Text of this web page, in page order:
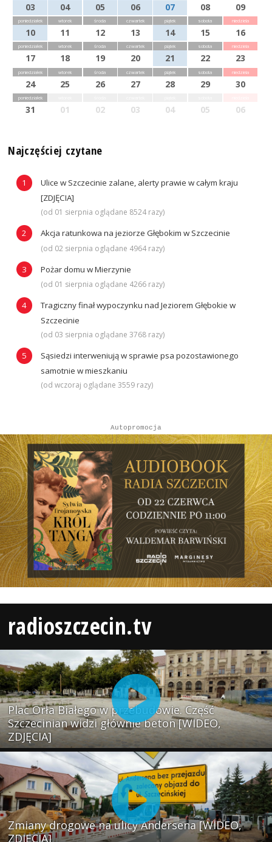
03 04 05 06 07 08 09
poniedziałek
10
wtorek
11
środa
12
czwartek
13
piątek
14
sobota
15
niedziela
16
poniedziałek
17
wtorek
18
środa
19
czwartek
20
piątek
21
sobota
22
niedziela
23
poniedziałek
24
wtorek
25
środa
26
czwartek
27
piątek
28
sobota
29
niedziela
30
poniedziałek
31 01 02 03 04 05 06
Najczęściej czytane
Ulice w Szczecinie zalane, alerty prawie w całym kraju
[ZDJĘCIA]
(od 01 sierpnia oglądane 8524 razy)
Akcja ratunkowa na jeziorze Głębokim w Szczecinie
(od 02 sierpnia oglądane 4964 razy)
Pożar domu w Mierzynie
(od 01 sierpnia oglądane 4266 razy)
Tragiczny finał wypoczynku nad Jeziorem Głębokie w
Szczecinie
(od 03 sierpnia oglądane 3768 razy)
Sąsiedzi interweniują w sprawie psa pozostawionego
samotnie w mieszkaniu
(od wczoraj oglądane 3559 razy)
Autopromocja
radioszczecin.tv
Plac Orła Białego w przebudowie. Część
Szczecinian widzi głównie beton [WIDEO,
ZDJĘCIA]
Zmiany drogowe na ulicy Andersena [WIDEO,
ZDJĘCIA]